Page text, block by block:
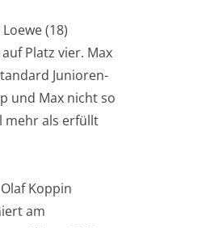
(18)
Platz vier. Max
Junioren-
und Max nicht so
mehr als erfüllt
Koppin
am